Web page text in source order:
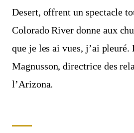
Desert, offrent un spectacle
Colorado River donne aux
que je les ai vues, j’ai
Magnusson, directrice des
l’Arizona.